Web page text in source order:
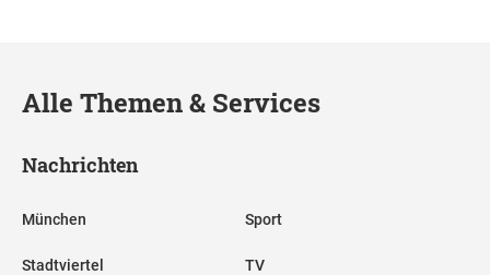
Alle Themen & Services
Nachrichten
München
Stadtviertel
Sport
TV